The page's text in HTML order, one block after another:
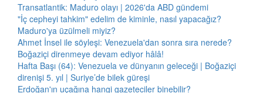
Transatlantik: Maduro olayı | 2026'da ABD gündemi
"İç cepheyi tahkim" edelim de kiminle, nasıl yapacağız?
Maduro'ya üzülmeli miyiz?
Ahmet İnsel ile söyleşi: Venezuela'dan sonra sıra nerede?
Boğaziçi direnmeye devam ediyor hâlâ!
Hafta Başı (64): Venezuela ve dünyanın geleceği | Boğaziçi
direnişi 5. yıl | Suriye’de bilek güreşi
Erdoğan'ın uçağına hangi gazeteciler binebilir?